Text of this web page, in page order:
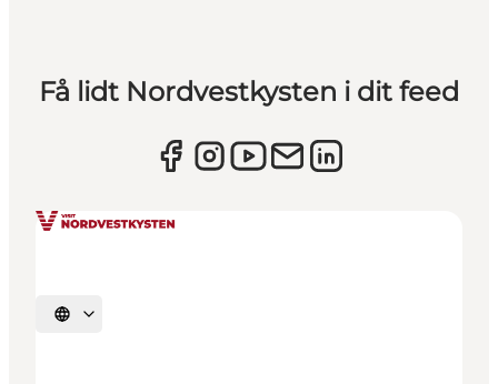
Få lidt Nordvestkysten i dit feed
Vælg sprog